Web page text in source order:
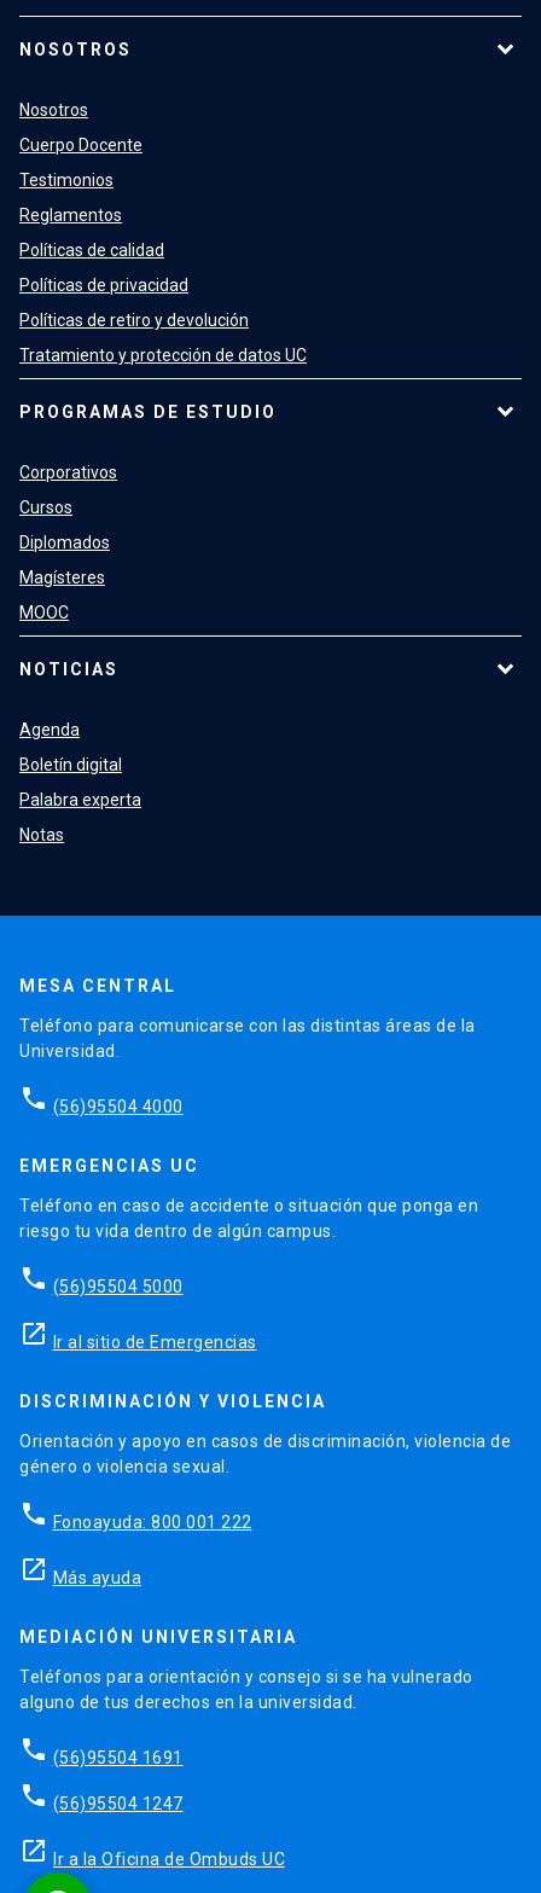
NOSOTROS
Nosotros
Cuerpo Docente
Testimonios
Reglamentos
Políticas de calidad
Políticas de privacidad
Políticas de retiro y devolución
Tratamiento y protección de datos UC
PROGRAMAS DE ESTUDIO
Corporativos
Cursos
Diplomados
Magísteres
MOOC
NOTICIAS
Agenda
Boletín digital
Palabra experta
Notas
MESA CENTRAL
Teléfono para comunicarse con las distintas áreas de la
Universidad.
phone (56)95504 4000
EMERGENCIAS UC
Teléfono en caso de accidente o situación que ponga en
riesgo tu vida dentro de algún campus.
phone (56)95504 5000
launch Ir al sitio de Emergencias
DISCRIMINACIÓN Y VIOLENCIA
Orientación y apoyo en casos de discriminación, violencia de
género o violencia sexual.
phone Fonoayuda: 800 001 222
launch Más ayuda
MEDIACIÓN UNIVERSITARIA
Teléfonos para orientación y consejo si se ha vulnerado
alguno de tus derechos en la universidad.
phone (56)95504 1691
phone (56)95504 1247
launch Ir a la Oficina de Ombuds UC